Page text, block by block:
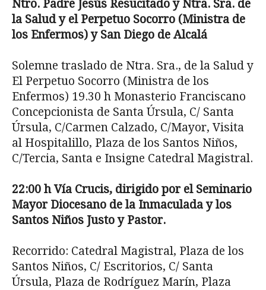
Ntro. Padre Jesús Resucitado y Ntra. Sra. de
la Salud y el Perpetuo Socorro (Ministra de
los Enfermos) y San Diego de Alcalá
Solemne traslado de Ntra. Sra., de la Salud y
El Perpetuo Socorro (Ministra de los
Enfermos) 19.30 h Monasterio Franciscano
Concepcionista de Santa Úrsula, C/ Santa
Úrsula, C/Carmen Cal­zado, C/Mayor, Visita
al Hospitalillo, Plaza de los Santos Niños,
C/Tercia, Santa e Insigne Catedral Magistral.
22:00 h Vía Crucis, dirigido por el Seminario
Mayor Diocesano de la Inmaculada y los
San­tos Niños Justo y Pastor.
Recorrido: Catedral Magistral, Plaza de los
San­tos Niños, C/ Escritorios, C/ Santa
Úrsula, Plaza de Rodríguez Marín, Plaza